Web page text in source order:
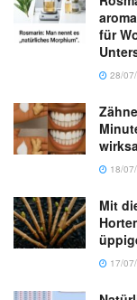
für
28/
18/
Mit
17/